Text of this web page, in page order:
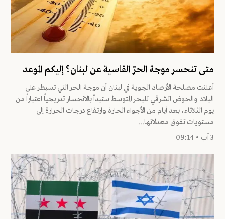
متى تنحسر موجة الحرّ القاسية عن لبنان؟ إليكم الموعد
أعلنت مصلحة الأرصاد الجوية في لبنان أن موجة الحر التي تسيطر على
البلاد والحوض الشرقي للبحر المتوسط ستبدأ بالانحسار تدريجياً اعتباراً من
يوم الثلاثاء، بعد أيام من الأجواء الحارة وارتفاع درجات الحرارة إلى
مستويات تفوق معدلاتها...
3 آب • 09:14